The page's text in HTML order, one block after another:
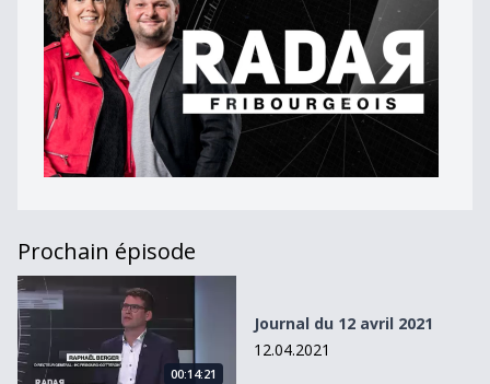
Prochain épisode
Journal du 12 avril 2021
00:14:21
Journal du 12 avril 2021
12.04.2021